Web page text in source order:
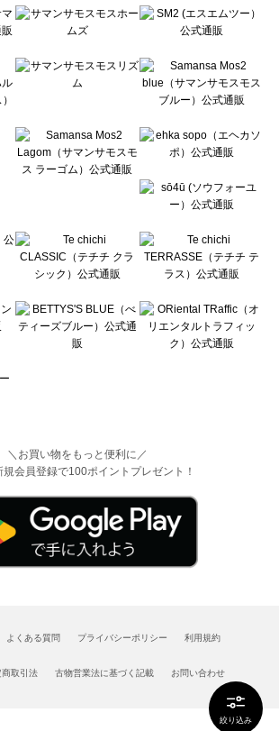
絞り込み
ケット一覧
クラシック）のジャケット一覧
ル）のジャケット一覧
ズブルー）のジャケット一覧
）のジャケット一覧
＼お買い物をもっと便利に／
規会員登録で100ポイントプレゼント！
よくある質問 プライバシーポリシー 利用規約
商取引法 古物営業法に基づく記載 お問い合わせ